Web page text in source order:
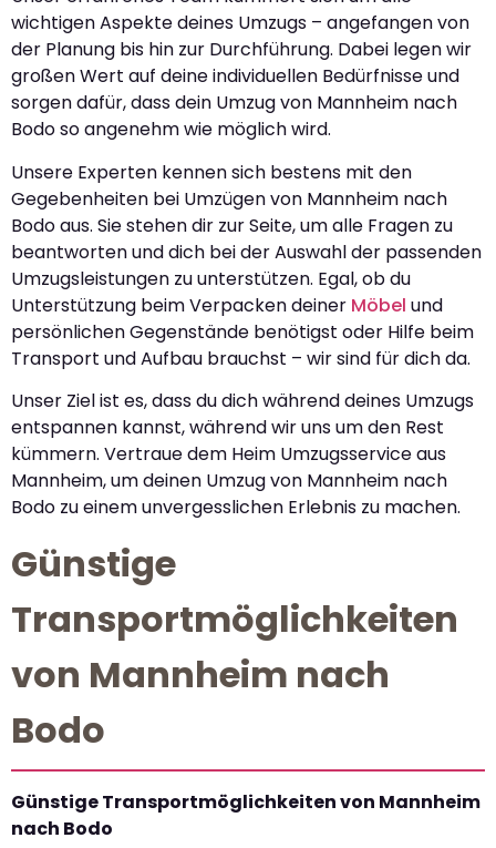
wichtigen Aspekte deines Umzugs – angefangen von
der Planung bis hin zur Durchführung. Dabei legen wir
großen Wert auf deine individuellen Bedürfnisse und
sorgen dafür, dass dein Umzug von Mannheim nach
Bodo so angenehm wie möglich wird.
Unsere Experten kennen sich bestens mit den
Gegebenheiten bei Umzügen von Mannheim nach
Bodo aus. Sie stehen dir zur Seite, um alle Fragen zu
beantworten und dich bei der Auswahl der passenden
Umzugsleistungen zu unterstützen. Egal, ob du
Unterstützung beim Verpacken deiner Möbel und
persönlichen Gegenstände benötigst oder Hilfe beim
Transport und Aufbau brauchst – wir sind für dich da.
Unser Ziel ist es, dass du dich während deines Umzugs
entspannen kannst, während wir uns um den Rest
kümmern. Vertraue dem Heim Umzugsservice aus
Mannheim, um deinen Umzug von Mannheim nach
Bodo zu einem unvergesslichen Erlebnis zu machen.
Günstige
Transportmöglichkeiten
von Mannheim nach
Bodo
Günstige Transportmöglichkeiten von Mannheim
nach Bodo